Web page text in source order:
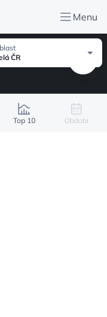
Menu
Top 10 Období
ČR